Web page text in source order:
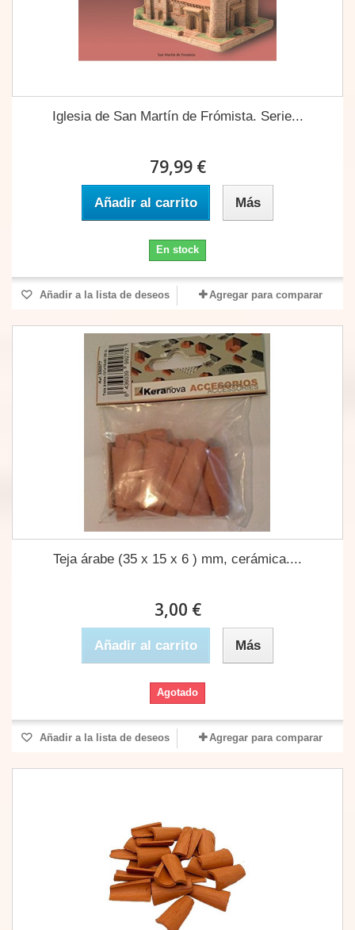
Iglesia de San Martín de Frómista. Serie...
79,99 €
Añadir al carrito Más
En stock
Añadir a la lista de deseos Agregar para comparar
Teja árabe (35 x 15 x 6 ) mm, cerámica....
3,00 €
Añadir al carrito Más
Agotado
Añadir a la lista de deseos Agregar para comparar